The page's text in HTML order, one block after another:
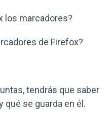
los marcadores?
de Firefox?
tendrás que saber
qué se guarda en él.